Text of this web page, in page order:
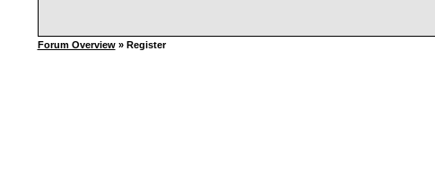
Forum Overview» Register